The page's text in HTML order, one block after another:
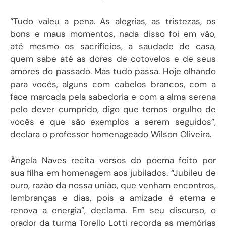
“Tudo valeu a pena. As alegrias, as tristezas, os
bons e maus momentos, nada disso foi em vão,
até mesmo os sacrifícios, a saudade de casa,
quem sabe até as dores de cotovelos e de seus
amores do passado. Mas tudo passa. Hoje olhando
para vocês, alguns com cabelos brancos, com a
face marcada pela sabedoria e com a alma serena
pelo dever cumprido, digo que temos orgulho de
vocês e que são exemplos a serem seguidos”,
declara o professor homenageado Wilson Oliveira.
Ângela Naves recita versos do poema feito por
sua filha em homenagem aos jubilados. “Jubileu de
ouro, razão da nossa união, que venham encontros,
lembranças e dias, pois a amizade é eterna e
renova a energia”, declama. Em seu discurso, o
orador da turma Torello Lotti recorda as memórias